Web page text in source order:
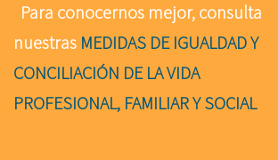
Para conocernos mejor, consulta
nuestras MEDIDAS DE IGUALDAD Y
CONCILIACIÓN DE LA VIDA
PROFESIONAL, FAMILIAR Y SOCIAL